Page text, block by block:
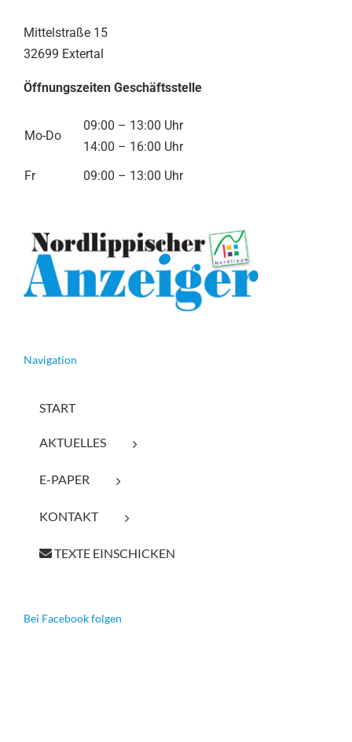
Mittelstraße 15
32699 Extertal
Öffnungszeiten Geschäftsstelle
Mo-Do
09:00 – 13:00 Uhr
14:00 – 16:00 Uhr
Fr
09:00 – 13:00 Uhr
Navigation
START
AKTUELLES
E-PAPER
KONTAKT
TEXTE EINSCHICKEN
Bei Facebook folgen